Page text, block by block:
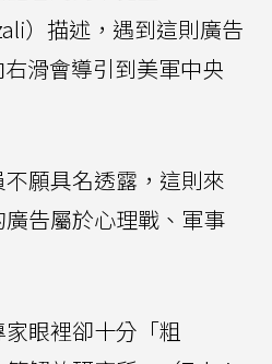
）描述，遇到這則廣告
滑會導引到美軍中央
願具名透露，這則來
告屬於心理戰、軍事
眼裡卻十分「粗